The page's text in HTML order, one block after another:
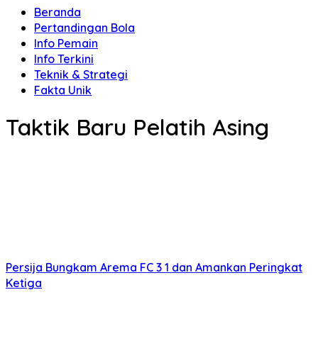
Beranda
Pertandingan Bola
Info Pemain
Info Terkini
Teknik & Strategi
Fakta Unik
Taktik Baru Pelatih Asing
Persija Bungkam Arema FC 3 1 dan Amankan Peringkat
Ketiga